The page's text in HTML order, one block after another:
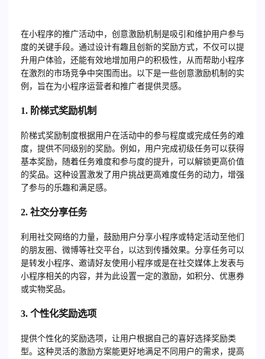
在小程序的推广活动中，创意激励机制是吸引和维护用户参与
度的关键手段。通过设计有趣且创新的奖励方式，不仅可以提
升用户体验，还能有效地增加用户的积极性，从而帮助小程序
在激烈的市场竞争中突围而出。以下是一些创意激励机制的实
例，旨在为小程序运营者和推广者提供灵感。
1. 阶梯式奖励机制
阶梯式奖励制度根据用户在活动中的参与程度或完成任务的难
度，提供不同级别的奖励。例如，用户完成初级任务可以获得
基本奖励，随着任务难度和参与度的提升，可以解锁更高价值
的奖品。这种设置激发了用户挑战更高难度任务的动力，增强
了参与的乐趣和满足感。
2. 社交分享任务
利用社交网络的力量，鼓励用户分享小程序或特定活动至他们
的朋友圈、微博等社交平台，以达到传播效果。分享任务可以
是转发小程序、邀请好友使用小程序或是在社交媒体上发表与
小程序相关的内容，并为此设置一定的激励，如积分、优惠券
或实物奖品。
3. 个性化奖励选项
提供个性化的奖励选项，让用户根据自己的喜好选择奖励类
型。这种灵活的激励方案能更好地满足不同用户的需求，提高